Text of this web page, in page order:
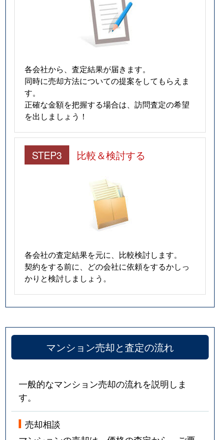
各会社から、査定結果が届きます。
同時に売却方法についての提案をしてもらえま
す。
正確な金額を把握する場合は、訪問査定の希望
を出しましょう！
STEP3 比較＆検討する
各会社の査定結果を元に、比較検討します。
契約をする前に、どの会社に依頼をするかしっ
かりと検討しましょう。
マンション売却と査定の流れ
一般的なマンション売却の流れを説明しま
す。
売却相談